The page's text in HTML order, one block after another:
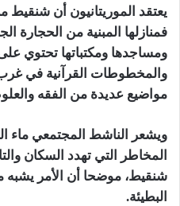
يعتقد الموريتانيون أن
فمنازلها المبنية من الحجارة
ومساجدها ومكتباتها تحتوي
والمخطوطات القرآنية في غرب
مواضيع عديدة من الفقه
ويشعر الناشط المجتمعي ماء
المخاطر التي تهدد السكان
شنقيط، موضحا أن الأمر
البطيئة.